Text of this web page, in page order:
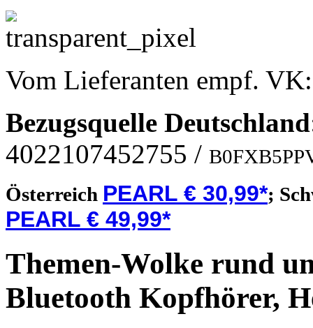
Vom Lieferanten empf.
Bezugsquelle Deutschland
4022107452755 /
Österreich PEARL € 30,99*;
PEARL € 49,99*
Themen-Wolke rund
Bluetooth Kopfhörer,